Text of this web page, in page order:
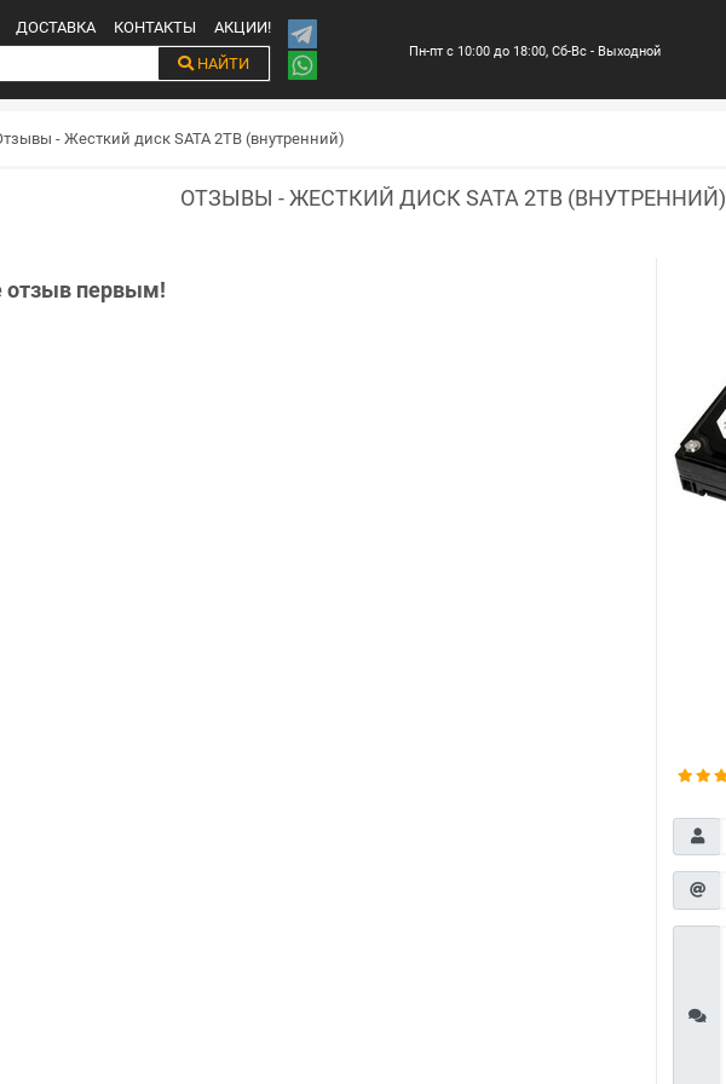
ДОСТАВКА КОНТАКТЫ
АКЦИИ!
НАЙТИ
Пн-пт с 10:00 до 18:00, Сб-Вс - Выходной
- Жесткий диск SATA 2TB (внутренний)
ОТЗЫВЫ - ЖЕСТКИЙ ДИСК SATA 2TB (ВНУТРЕННИЙ)
отзыв первым!